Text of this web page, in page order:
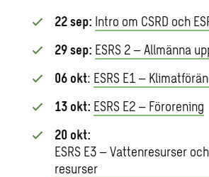
22 sep: Intro om CSRD och
29 sep: ESRS 2 – Allmänna
06 okt: ESRS E1 –
13 okt: ESRS E2 – Förorening
20 okt:
ESRS E3 – Vattenresurser
resurser